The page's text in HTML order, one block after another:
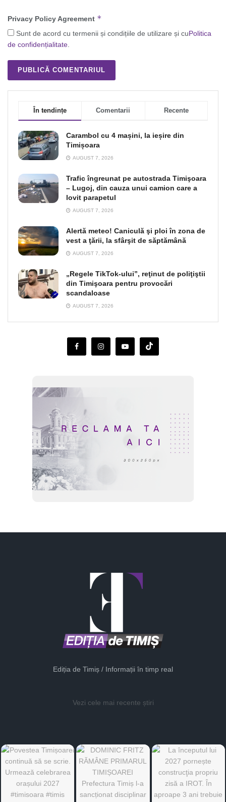
Privacy Policy Agreement *
Sunt de acord cu termenii și condițiile de utilizare și cuPolitica
de confidențialitate.
În tendințe Comentarii Recente
Carambol cu 4 mașini, la ieșire din
Timișoara
AUGUST 7, 2026
Trafic îngreunat pe autostrada Timişoara
– Lugoj, din cauza unui camion care a
lovit parapetul
AUGUST 7, 2026
Alertă meteo! Caniculă şi ploi în zona de
vest a ţării, la sfârşit de săptămână
AUGUST 7, 2026
„Regele TikTok-ului”, reţinut de poliţiştii
din Timişoara pentru provocări
scandaloase
AUGUST 7, 2026
Ediția de Timiș / Informații în timp real
Vezi cele mai recente știri